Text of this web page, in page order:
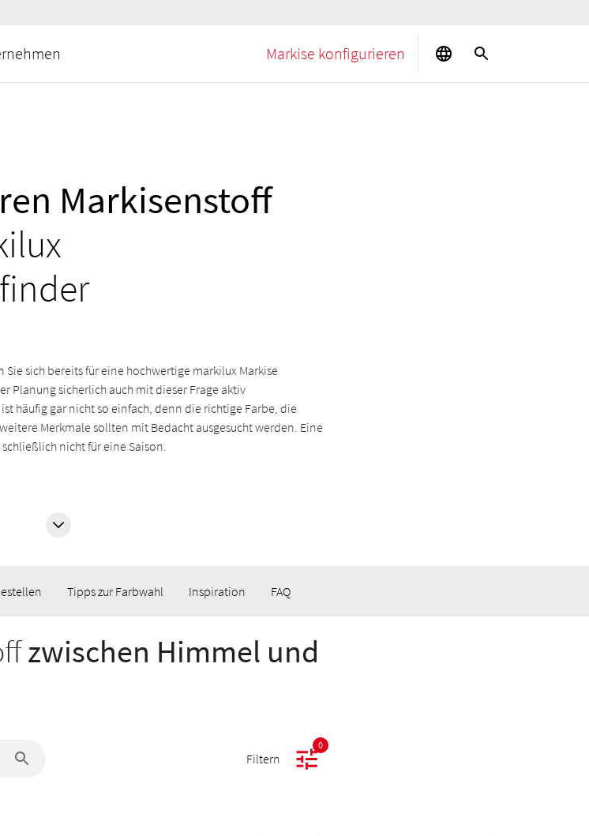
Markise konfigurieren
Markisenstoff
Sie sich bereits für eine hochwertige markilux Markise
Planung sicherlich auch mit dieser Frage aktiv
häufig gar nicht so einfach, denn die richtige Farbe, die
Merkmale sollten mit Bedacht ausgesucht werden. Eine
nicht für eine Saison.
Tipps zur Farbwahl Inspiration FAQ
zwischen Himmel und
Filtern
0